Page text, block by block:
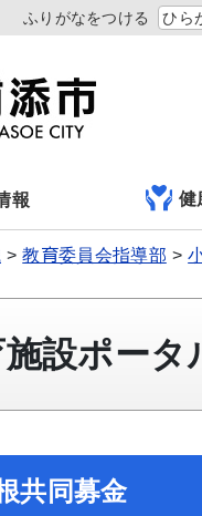
ふりがなをつける ひら
報 健
教育委員会指導部
設ポータ
共同募金